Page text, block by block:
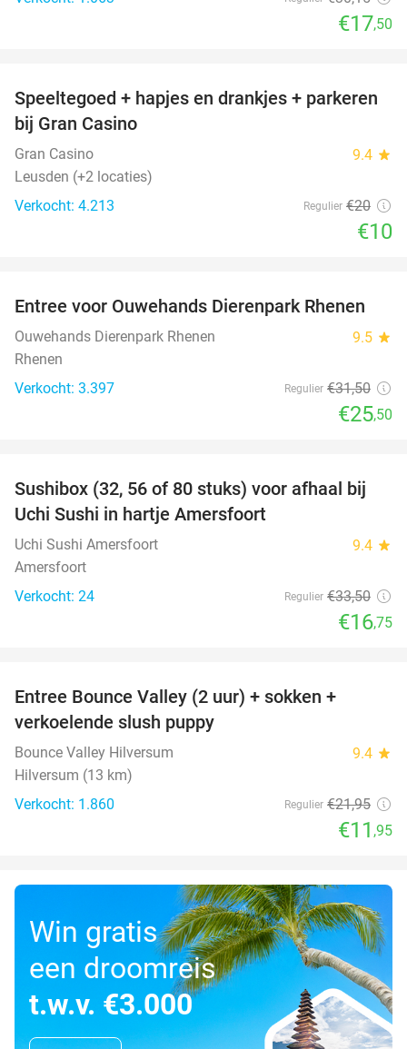
€17,50
50%
Speeltegoed + hapjes en drankjes + parkeren
bij Gran Casino
Gran Casino 9.4 star
Leusden (+2 locaties)
Verkocht: 4.213
Regulier €20
€10
19%
Entree voor Ouwehands Dierenpark Rhenen
Ouwehands Dierenpark Rhenen 9.5 star
Rhenen
Verkocht: 3.397
Regulier €31,50
€25,50
50%
Sushibox (32, 56 of 80 stuks) voor afhaal bij
Uchi Sushi in hartje Amersfoort
Uchi Sushi Amersfoort 9.4 star
Amersfoort
Verkocht: 24
Regulier €33,50
€16,75
Entree Bounce Valley (2 uur) + sokken +
verkoelende slush puppy
Bounce Valley Hilversum 9.4 star
Hilversum (13 km)
Verkocht: 1.860
Regulier €21,95
€11 ,95
Win gratis
een droomreis
t.w.v. €3.000